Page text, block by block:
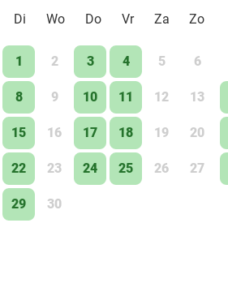
Di Wo Do Vr Za Zo
1 2 3 4 5 6
8 9 10 11 12 13
15 16 17 18 19 20
22 23 24 25 26 27
29 30